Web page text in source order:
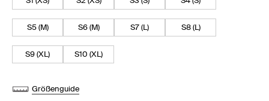
S5 (M) S6 (M) S7 (L) S8 (L)
S9 (XL) S10 (XL)
Größenguide